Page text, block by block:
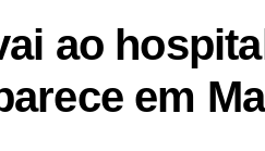
ao
em